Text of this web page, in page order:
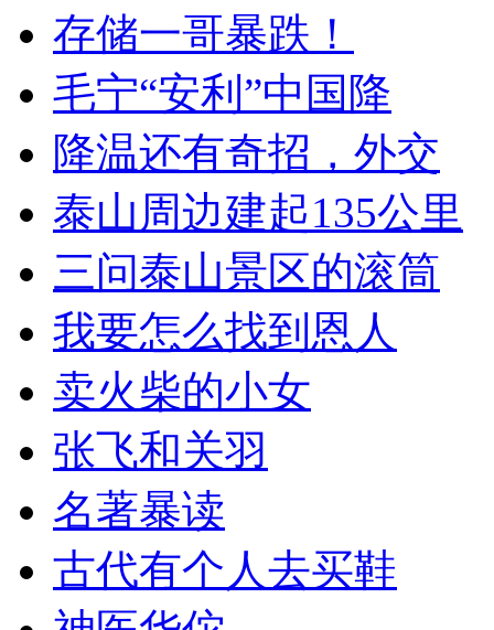
存储一哥暴跌！
毛宁“安利”中国降
降温还有奇招，外交
泰山周边建起135公里
三问泰山景区的滚筒
我要怎么找到恩人
卖火柴的小女
张飞和关羽
名著暴读
古代有个人去买鞋